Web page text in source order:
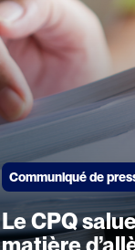
Communiqué de
Le CPQ